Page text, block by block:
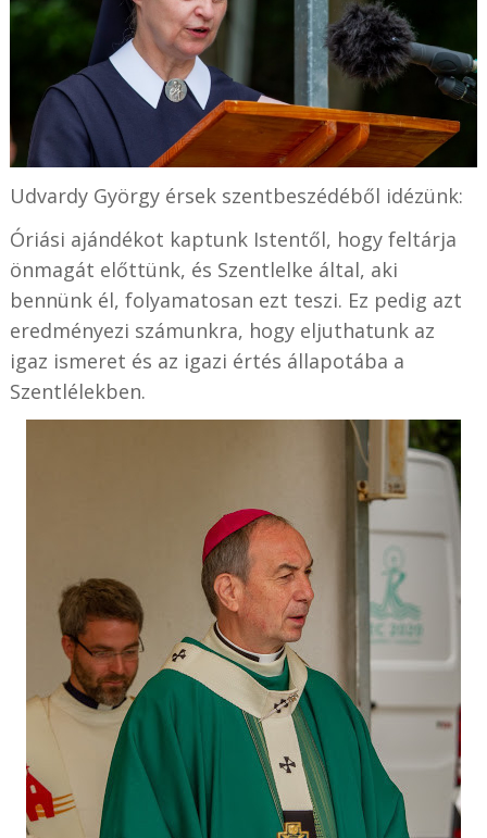
Udvardy György érsek szentbeszédéből idézünk:
Óriási ajándékot kaptunk Istentől, hogy feltárja
önmagát előttünk, és Szentlelke által, aki
bennünk él, folyamatosan ezt teszi. Ez pedig azt
eredményezi számunkra, hogy eljuthatunk az
igaz ismeret és az igazi értés állapotába a
Szentlélekben.